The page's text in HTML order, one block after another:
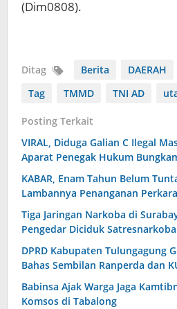
(Dim0808).
Ditag Berita DAERAH
Tag
TMMD TNI AD
Posting Terkait
VIRAL, Diduga Galian C Ilegal
Aparat Penegak Hukum
KABAR, Enam Tahun Belum
Lambannya Penanganan
Tiga Jaringan Narkoba di
Pengedar Diciduk
DPRD Kabupaten Tulungagung
Bahas Sembilan Ranperda dan
Babinsa Ajak Warga Jaga
Komsos di Tabalong